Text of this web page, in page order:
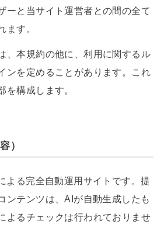
ーと当サイト運営者との間の全て
ます。
、本規約の他に、利用に関するル
ンを定めることがあります。これ
を構成します。
）
よる完全自動運用サイトです。提
ンテンツは、AIが自動生成したも
よるチェックは行われておりませ